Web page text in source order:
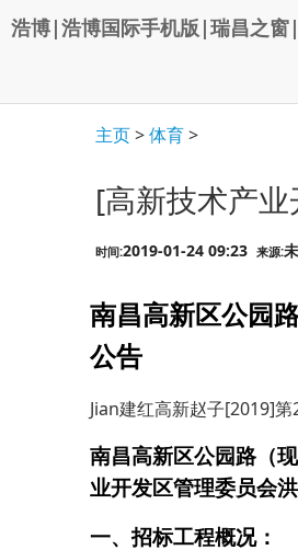
浩博|浩博国际手机版|瑞昌之窗
主页>体育>
[高新技术产
时间:2019-01-24 09:23 来源:
南昌高新区公园
公告
Jian建红高新赵子[2019]第
南昌高新区公园路（
业开发区管理委员会
一、招标工程概况：